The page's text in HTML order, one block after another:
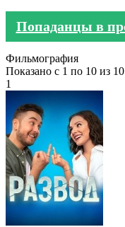
Попаданцы в
Фильмография
Показано с 1 по 10 из
1